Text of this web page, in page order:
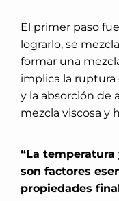
El primer paso
lograrlo, se
formar una
implica la
y la absorción de
mezcla viscosa y
“La
son factores
propiedades